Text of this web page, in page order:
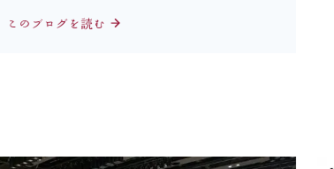
このブログを読む